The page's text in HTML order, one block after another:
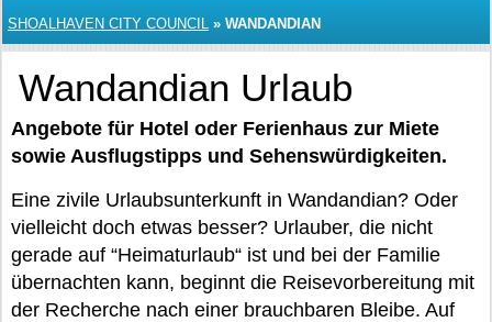
SHOALHAVEN CITY COUNCIL » WANDANDIAN
Wandandian Urlaub
Angebote für Hotel oder Ferienhaus zur Miete
sowie Ausflugstipps und Sehenswürdigkeiten.
Eine zivile Urlaubsunterkunft in Wandandian? Oder
vielleicht doch etwas besser? Urlauber, die nicht
gerade auf “Heimaturlaub“ ist und bei der Familie
übernachten kann, beginnt die Reisevorbereitung mit
der Recherche nach einer brauchbaren Bleibe. Auf